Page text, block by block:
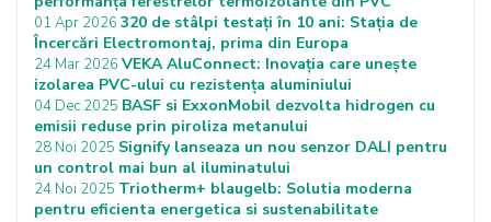
01 Apr 2026 320 de stâlpi testați în 10 ani: Stația de
Încercări Electromontaj, prima din Europa
24 Mar 2026 VEKA AluConnect: Inovația care unește
izolarea PVC-ului cu rezistența aluminiului
04 Dec 2025 BASF si ExxonMobil dezvolta hidrogen cu
emisii reduse prin piroliza metanului
28 Noi 2025 Signify lanseaza un nou senzor DALI pentru
un control mai bun al iluminatului
24 Noi 2025 Triotherm+ blaugelb: Solutia moderna
pentru eficienta energetica si sustenabilitate